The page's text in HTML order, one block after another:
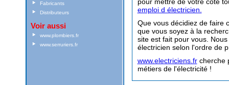
Fabricants
Distributeurs
Voir aussi
www.plombiers.fr
www.serruriers.fr
emploi d électricien.
Que vous décidiez de faire
que vous soyez à la
site est fait pour vous.
électricien selon l'ordre de
www.electriciens.frcherche
métiers de l'électricité !